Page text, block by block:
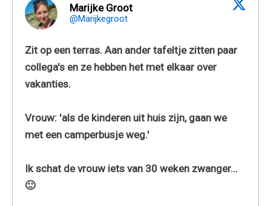
Marijke Groot
@Marijkegroot
Zit op een terras. Aan ander tafeltje zitten paar
collega's en ze hebben het met elkaar over
vakanties.
Vrouw: 'als de kinderen uit huis zijn, gaan we
met een camperbusje weg.'
Ik schat de vrouw iets van 30 weken zwanger...
🙂